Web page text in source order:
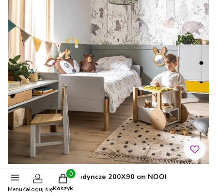
Drewniane łóżko pojedyncze 200X90 cm NOOI
MenuZaloguj się
Produkty w koszyku: 0. Zobacz szczegóły
Koszyk